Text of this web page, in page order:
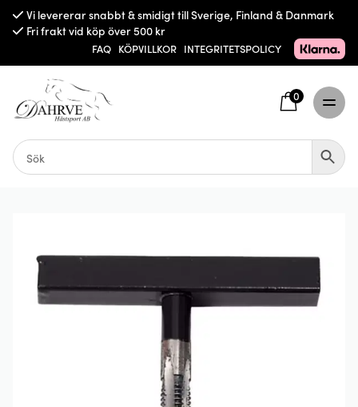
Vi levererar snabbt & smidigt till Sverige, Finland & Danmark
Fri frakt vid köp över 500 kr
FAQ KÖPVILLKOR INTEGRITETSPOLICY
0